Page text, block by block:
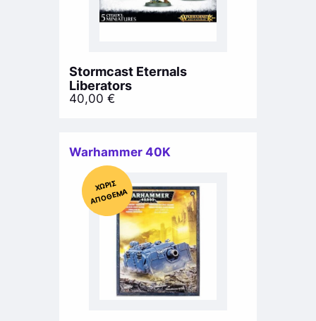
Stormcast Eternals
Liberators
40,00 €
Warhammer 40K
Χ
ΩΡΊΣ
Α
Π
Ό
ΘΕ
ΜΑ